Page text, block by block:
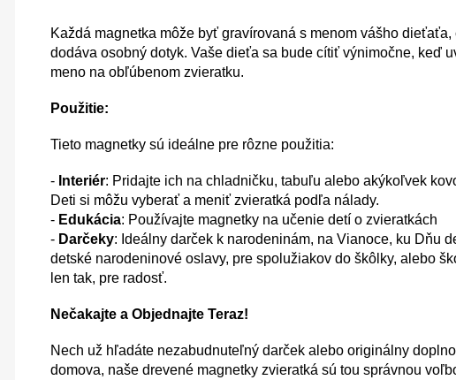
Každá magnetka môže byť gravírovaná s menom vášho dieťaťa,
dodáva osobný dotyk. Vaše dieťa sa bude cítiť výnimočne, keď
meno na obľúbenom zvieratku.
Použitie:
Tieto magnetky sú ideálne pre rôzne použitia:
- Interiér: Pridajte ich na chladničku, tabuľu alebo akýkoľvek
Deti si môžu vyberať a meniť zvieratká podľa nálady.
- Edukácia: Používajte magnetky na učenie detí o zvieratkách
- Darčeky: Ideálny darček k narodeninám, na Vianoce, ku Dňu
detské narodeninové oslavy, pre spolužiakov do škôlky, alebo
len tak, pre radosť.
Nečakajte a Objednajte Teraz!
Nech už hľadáte nezabudnuteľný darček alebo originálny
domova, naše drevené magnetky zvieratká sú tou správnou